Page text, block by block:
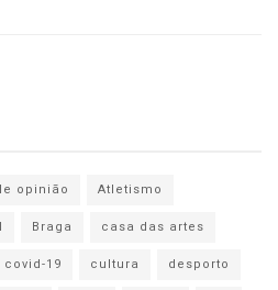
opinião
Atletismo
Braga
casa das artes
covid-19 cultura
desporto